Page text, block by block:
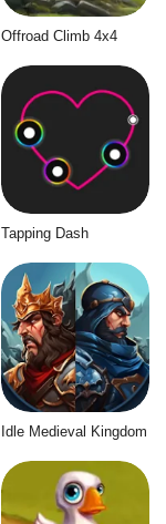
Offroad Climb 4x4
Tapping Dash
Idle Medieval Kingdom